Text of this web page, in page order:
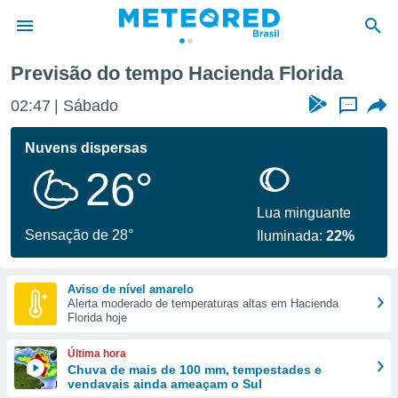
da
fornecidas
a este
das
e
forma
digital
Previsão do tempo Hacienda Florida
02:47 Sábado ...
Nuvens dispersas
26°
Sensação de 28°
Lua minguante
Iluminada:22%
Aviso de nível amarelo
Alerta moderado de temperaturas altas em Hacienda
Florida hoje
Última hora
Chuva de mais de 100 mm, tempestades e
vendavais ainda ameaçam o Sul